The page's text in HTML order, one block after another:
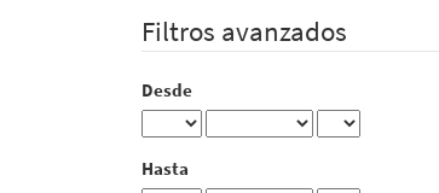
Filtros avanzados
Desde
Hasta